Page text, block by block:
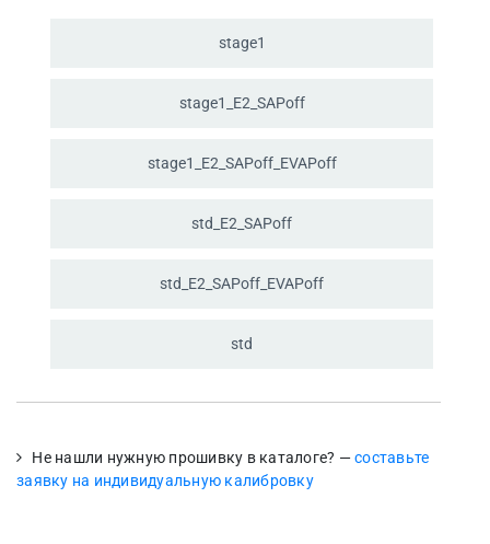
stage1
stage1_ E2_ SAPoff
stage1_ E2_ SAPoff_ EVAPoff
std_ E2_ SAPoff
std_ E2_ SAPoff_ EVAPoff
std
Не нашли нужную прошивку в каталоге? —составьте
заявку на индивидуальную калибровку